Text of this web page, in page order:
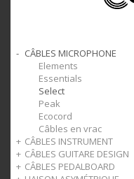
CÂBLES MICROPHONE
Elements
Essentials
Select
Peak
Ecocord
Câbles en vrac
CÂBLES INSTRUMENT
Elements
Essentials
CÂBLES GUITARE DESIGN
Peak
CÂBLES PEDALBOARD